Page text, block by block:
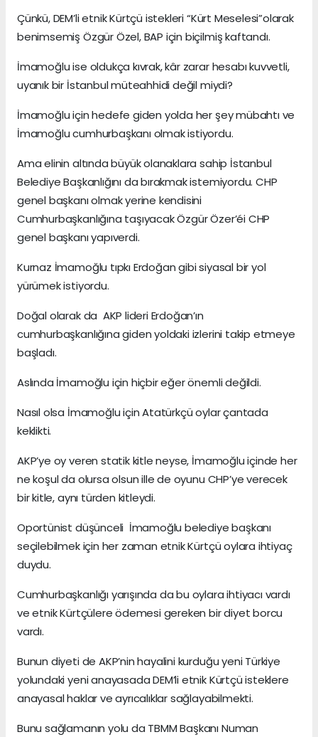
Çünkü, DEM’li etnik Kürtçü istekleri “Kürt Meselesi”olarak
benimsemiş Özgür Özel, BAP için biçilmiş kaftandı.
İmamoğlu ise oldukça kıvrak, kâr zarar hesabı kuvvetli,
uyanık bir İstanbul müteahhidi değil miydi?
İmamoğlu için hedefe giden yolda her şey mübahtı ve
İmamoğlu cumhurbaşkanı olmak istiyordu.
Ama elinin altında büyük olanaklara sahip İstanbul
Belediye Başkanlığını da bırakmak istemiyordu. CHP
genel başkanı olmak yerine kendisini
Cumhurbaşkanlığına taşıyacak Özgür Özer’éi CHP
genel başkanı yapıverdi.
Kurnaz İmamoğlu tıpkı Erdoğan gibi siyasal bir yol
yürümek istiyordu.
Doğal olarak da AKP lideri Erdoğan’ın
cumhurbaşkanlığına giden yoldaki izlerini takip etmeye
başladı.
Aslında İmamoğlu için hiçbir eğer önemli değildi.
Nasıl olsa İmamoğlu için Atatürkçü oylar çantada
keklikti.
AKP’ye oy veren statik kitle neyse, İmamoğlu içinde her
ne koşul da olursa olsun ille de oyunu CHP’ye verecek
bir kitle, aynı türden kitleydi.
Oportünist düşünceli İmamoğlu belediye başkanı
seçilebilmek için her zaman etnik Kürtçü oylara ihtiyaç
duydu.
Cumhurbaşkanlığı yarışında da bu oylara ihtiyacı vardı
ve etnik Kürtçülere ödemesi gereken bir diyet borcu
vardı.
Bunun diyeti de AKP’nin hayalini kurduğu yeni Türkiye
yolundaki yeni anayasada DEM’li etnik Kürtçü isteklere
anayasal haklar ve ayrıcalıklar sağlayabilmekti.
Bunu sağlamanın yolu da TBMM Başkanı Numan